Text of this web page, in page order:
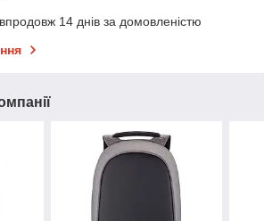
14 днів за домовленістю